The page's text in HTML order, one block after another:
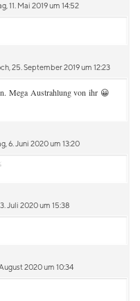
11. Mai 2019 um 14:52
25. September 2019 um 12:23
Mega Austrahlung von ihr 😀
6. Juni 2020 um 13:20
Juli 2020 um 15:38
2020 um 10:34